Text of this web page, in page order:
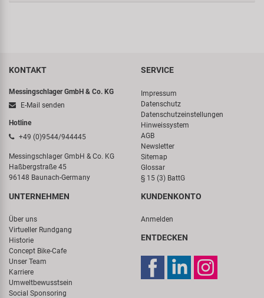
KONTAKT
Messingschlager GmbH & Co. KG
E-Mail senden
Hotline
+49 (0)9544/944445
Messingschlager GmbH & Co. KG
Haßbergstraße 45
96148 Baunach-Germany
SERVICE
Impressum
Datenschutz
Datenschutzeinstellungen
Hinweissystem
AGB
Newsletter
Sitemap
Glossar
§ 15 (3) BattG
UNTERNEHMEN
Über uns
Virtueller Rundgang
Historie
Concept Bike-Cafe
Unser Team
Karriere
Umweltbewusstsein
Social Sponsoring
KUNDENKONTO
Anmelden
ENTDECKEN